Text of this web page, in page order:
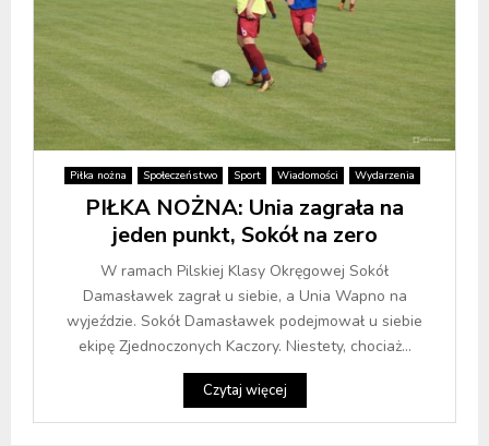
Piłka nożna Społeczeństwo Sport Wiadomości Wydarzenia
PIŁKA NOŻNA: Unia zagrała na
jeden punkt, Sokół na zero
W ramach Pilskiej Klasy Okręgowej Sokół
Damasławek zagrał u siebie, a Unia Wapno na
wyjeździe. Sokół Damasławek podejmował u siebie
ekipę Zjednoczonych Kaczory. Niestety, chociaż...
Czytaj więcej